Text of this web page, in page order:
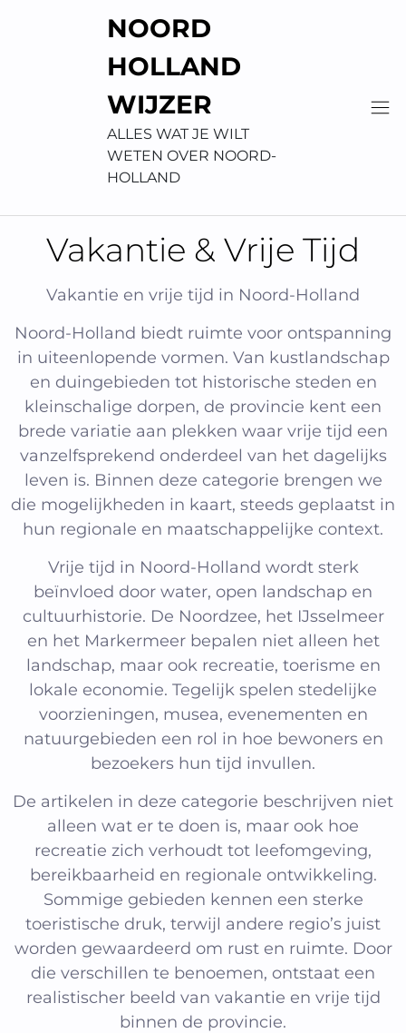
NOORD
HOLLAND
WIJZER
ALLES WAT JE WILT
WETEN OVER NOORD-
HOLLAND
Vakantie & Vrije Tijd
Vakantie en vrije tijd in Noord-Holland
Noord-Holland biedt ruimte voor ontspanning
in uiteenlopende vormen. Van kustlandschap
en duingebieden tot historische steden en
kleinschalige dorpen, de provincie kent een
brede variatie aan plekken waar vrije tijd een
vanzelfsprekend onderdeel van het dagelijks
leven is. Binnen deze categorie brengen we
die mogelijkheden in kaart, steeds geplaatst in
hun regionale en maatschappelijke context.
Vrije tijd in Noord-Holland wordt sterk
beïnvloed door water, open landschap en
cultuurhistorie. De Noordzee, het IJsselmeer
en het Markermeer bepalen niet alleen het
landschap, maar ook recreatie, toerisme en
lokale economie. Tegelijk spelen stedelijke
voorzieningen, musea, evenementen en
natuurgebieden een rol in hoe bewoners en
bezoekers hun tijd invullen.
De artikelen in deze categorie beschrijven niet
alleen wat er te doen is, maar ook hoe
recreatie zich verhoudt tot leefomgeving,
bereikbaarheid en regionale ontwikkeling.
Sommige gebieden kennen een sterke
toeristische druk, terwijl andere regio’s juist
worden gewaardeerd om rust en ruimte. Door
die verschillen te benoemen, ontstaat een
realistischer beeld van vakantie en vrije tijd
binnen de provincie.